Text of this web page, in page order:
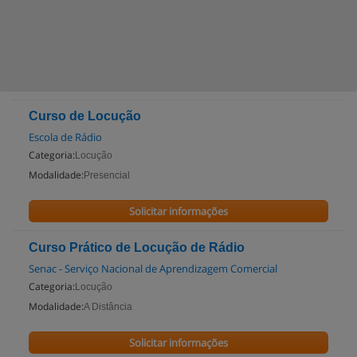
Curso de Locução
Escola de Rádio
Categoria: Locução
Modalidade: Presencial
Solicitar informações
Curso Prático de Locução de Rádio
Senac - Serviço Nacional de Aprendizagem Comercial
Categoria: Locução
Modalidade:A Distância
Solicitar informações